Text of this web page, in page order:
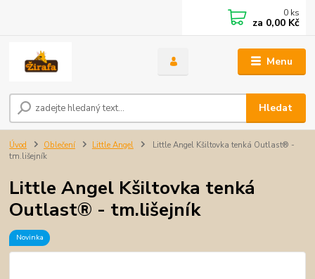
Menu
Hledat
0 ks
za 0,00 Kč
Úvod Oblečení Little Angel
Little Angel Kšiltovka tenká Outlast® -
tm.lišejník
Little Angel Kšiltovka tenká
Outlast® - tm.lišejník
Novinka